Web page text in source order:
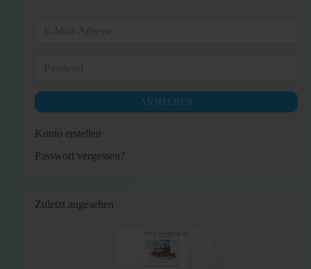
ANMELDEN
Konto erstellen
Passwort vergessen?
Zuletzt angesehen